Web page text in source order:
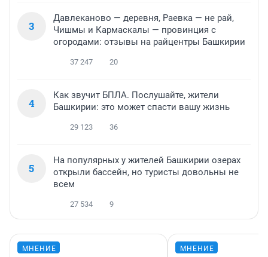
3
Давлеканово — деревня, Раевка — не рай,
Чишмы и Кармаскалы — провинция с
огородами: отзывы на райцентры Башкирии
37 247 20
4
Как звучит БПЛА. Послушайте, жители
Башкирии: это может спасти вашу жизнь
29 123 36
5
На популярных у жителей Башкирии озерах
открыли бассейн, но туристы довольны не
всем
27 534 9
МНЕНИЕ МНЕНИЕ